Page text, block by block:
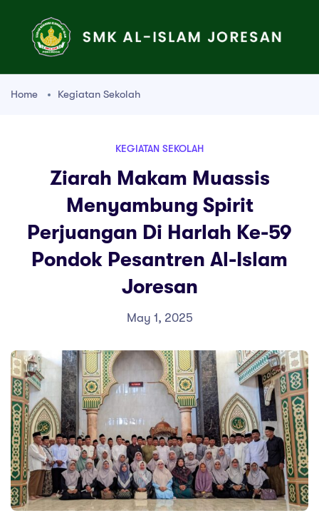
Home Kegiatan Sekolah
KEGIATAN SEKOLAH
Ziarah Makam Muassis
Menyambung Spirit
Perjuangan Di Harlah Ke-59
Pondok Pesantren Al-Islam
Joresan
May 1, 2025